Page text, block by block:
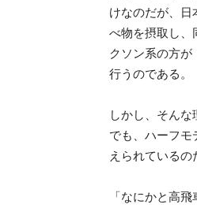
けなのだが、日
べ物を摂取し、
クソン系の方
行うのである。
しかし、そん
でも、ハーフ
えられているの
「なにかと高